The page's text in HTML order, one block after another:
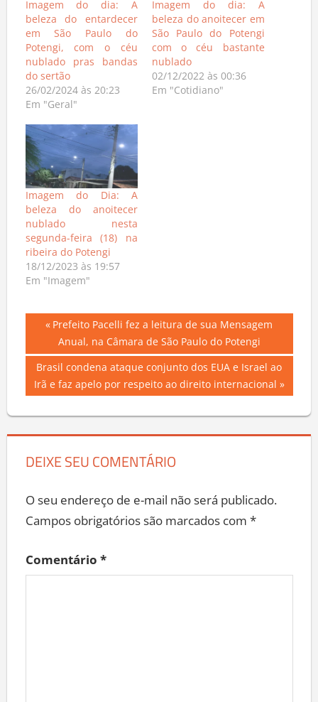
Imagem do dia: A
beleza do entardecer
em São Paulo do
Potengi, com o céu
nublado pras bandas
do sertão
26/02/2024 às 20:23
Em "Geral"
Imagem do dia: A
beleza do anoitecer em
São Paulo do Potengi
com o céu bastante
nublado
02/12/2022 às 00:36
Em "Cotidiano"
Imagem do Dia: A
beleza do anoitecer
nublado nesta
segunda-feira (18) na
ribeira do Potengi
18/12/2023 às 19:57
Em "Imagem"
Navegação
de
Post
Previous
Post:
Prefeito Pacelli fez a leitura de sua Mensagem
Anual, na Câmara de São Paulo do Potengi
Next
Post:
Brasil condena ataque conjunto dos EUA e Israel ao
Irã e faz apelo por respeito ao direito internacional
DEIXE SEU COMENTÁRIO
O seu endereço de e-mail não será publicado.
Campos obrigatórios são marcados com *
Comentário *